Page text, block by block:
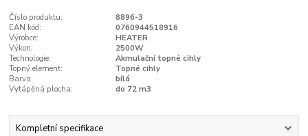
Číslo produktu:
8896-3
EAN kód:
0760944518916
Výrobce:
HEATER
Výkon:
2500W
Technologie:
Akmulační topné cihly
Topný element:
Topné cihly
Barva:
bílá
Vytápěná plocha:
do 72 m3
Kompletní specifikace